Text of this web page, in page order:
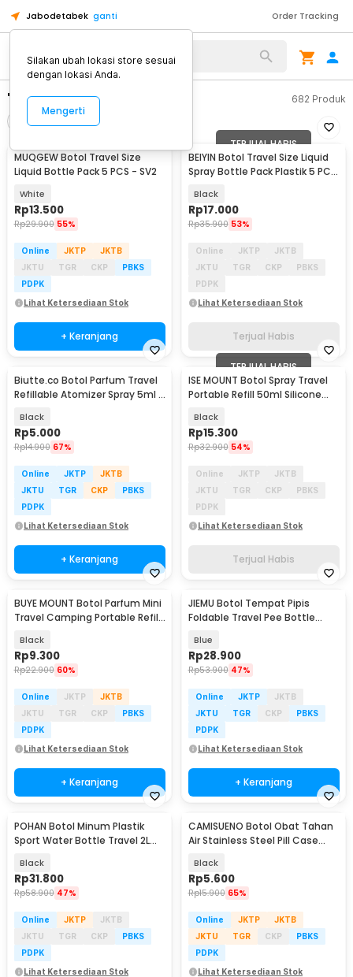
Jabodetabek ganti Order Tracking
"botol travel" 682 Produk
Urutkan
MUQGEW Botol Travel Size
Liquid Bottle Pack 5 PCS - SV2
White
Rp13.500
Rp29.900 55%
Online JKTP
JKTB
JKTU
TGR CKP
PBKS
PDPK
Lihat Ketersediaan Stok
+ Keranjang
TERJUAL HABIS
BEIYIN Botol Travel Size Liquid
Spray Bottle Pack Plastik 5 PCS
Black
Rp17.000
Rp35.900 53%
Online JKTP
JKTB
JKTU
TGR CKP
PBKS
PDPK
Lihat Ketersediaan Stok
Terjual Habis
Biutte.co Botol Parfum Travel
Refillable Atomizer Spray 5ml -
Black
Rp5.000
Rp14.900 67%
Online JKTP
JKTB
JKTU
TGR CKP
PBKS
PDPK
Lihat Ketersediaan Stok
+ Keranjang
TERJUAL HABIS
ISE MOUNT Botol Spray Travel
Portable Refill 50ml Silicone
Black
Rp15.300
Rp32.900 54%
Online JKTP
JKTB
JKTU
TGR CKP
PBKS
PDPK
Lihat Ketersediaan Stok
Terjual Habis
BUYE MOUNT Botol Parfum Mini
Travel Camping Portable Refill
Black
Rp9.300
Rp22.900 60%
Online JKTP
JKTB
JKTU
TGR CKP
PBKS
PDPK
Lihat Ketersediaan Stok
+ Keranjang
JIEMU Botol Tempat Pipis
Foldable Travel Pee Bottle
Blue
Rp28.900
Rp53.900 47%
Online JKTP
JKTB
JKTU
TGR CKP
PBKS
PDPK
Lihat Ketersediaan Stok
+ Keranjang
POHAN Botol Minum Plastik
Sport Water Bottle Travel 2L
Black
Rp31.800
Rp58.900 47%
Online JKTP
JKTB
JKTU
TGR CKP
PBKS
PDPK
Lihat Ketersediaan Stok
CAMISUENO Botol Obat Tahan
Air Stainless Steel Pill Case
Black
Rp5.600
Rp15.900 65%
Online JKTP
JKTB
JKTU
TGR CKP
PBKS
PDPK
Lihat Ketersediaan Stok
Silakan ubah lokasi store sesuai
dengan lokasi Anda.
Mengerti